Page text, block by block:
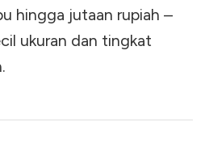
hingga jutaan rupiah –
ukuran dan tingkat